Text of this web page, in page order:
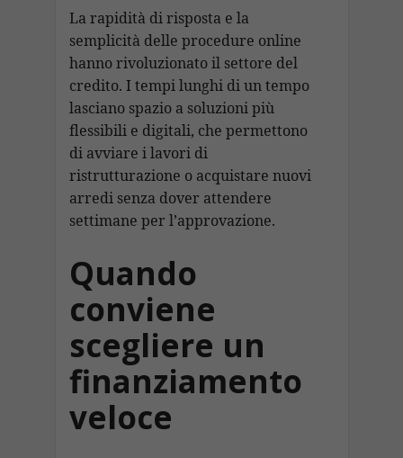
La rapidità di risposta e la
semplicità delle procedure online
hanno rivoluzionato il settore del
credito. I tempi lunghi di un tempo
lasciano spazio a soluzioni più
flessibili e digitali, che permettono
di avviare i lavori di
ristrutturazione o acquistare nuovi
arredi senza dover attendere
settimane per l’approvazione.
Quando
conviene
scegliere un
finanziamento
veloce